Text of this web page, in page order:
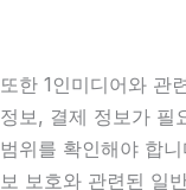
또한 1인미디어와 관
정보, 결제 정보가 필
범위를 확인해야 합
보 보호와 관련된 일